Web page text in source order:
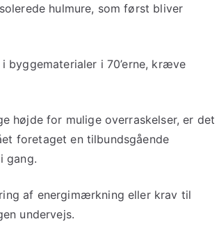
hulmure, som først bliver
byggematerialer i 70’erne, kræve
højde for mulige overraskelser, er det
foretaget en tilbundsgående
gang.
af energimærkning eller krav til
undervejs.